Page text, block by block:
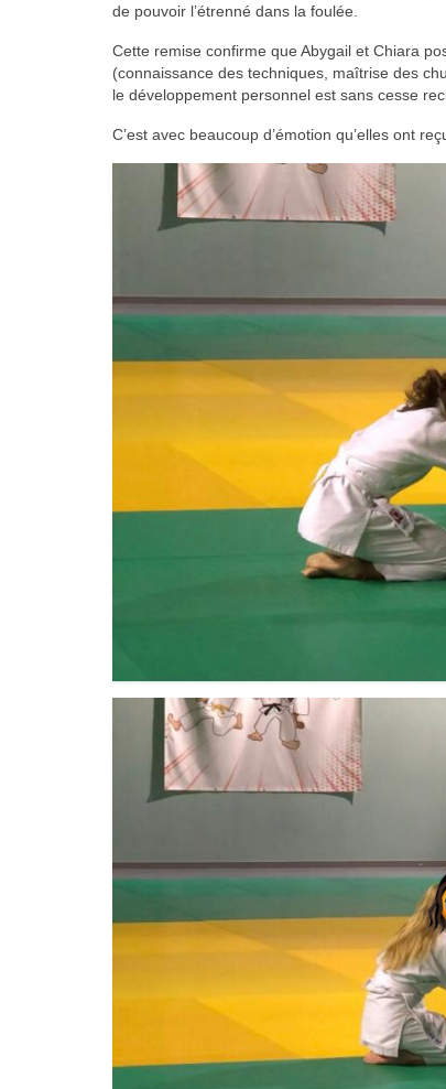
de pouvoir l’étrenné dans la foulée.
Cette remise confirme que Abygail et Chiara
(connaissance des techniques, maîtrise des
le développement personnel est sans cesse
C’est avec beaucoup d’émotion qu’elles ont